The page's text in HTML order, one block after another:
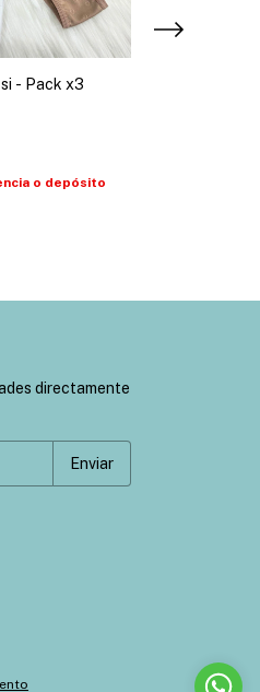
- Pack x3
o depósito
directamente